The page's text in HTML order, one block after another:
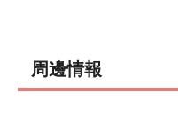
周邊情報